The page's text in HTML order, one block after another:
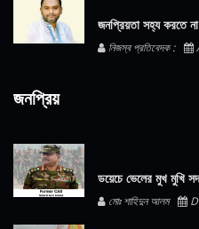
জনপ্রিয়তা সহ্য করতে
নিজস্ব প্রতিবেদক :
জনপ্রিয়
ডয়েচে ভেলের মুখ মুখি
মোঃ শাহিদুন আলম